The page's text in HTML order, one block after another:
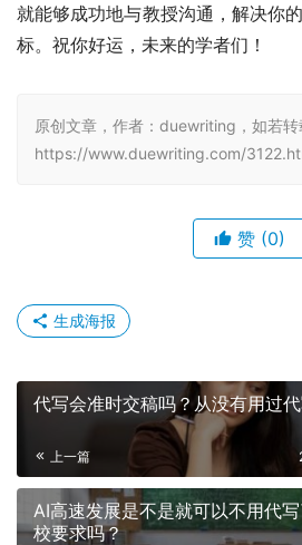
就能够成功地与教授沟通，解决你
标。祝你好运，未来的学者们！
原创文章，作者：duewriting，如若转
https://www.duewriting.com/
赞 (0)
生成海报
代写会准时交稿吗？从没有用过
上一篇
AI高速发展是不是就可以不用代
校要求吗？